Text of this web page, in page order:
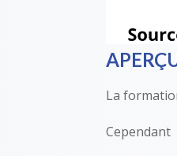
La
Cependant